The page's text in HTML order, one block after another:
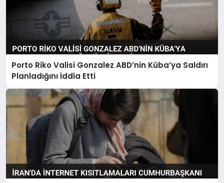
Porto Riko Valisi Gonzalez ABD’nin Küba’ya Saldırı
Planladığını İddia Etti